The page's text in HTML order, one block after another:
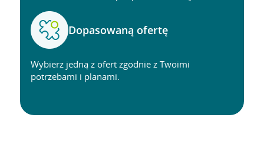
Dopasowaną ofertę
Wybierz jedną z ofert zgodnie z Twoimi
potrzebami i planami.